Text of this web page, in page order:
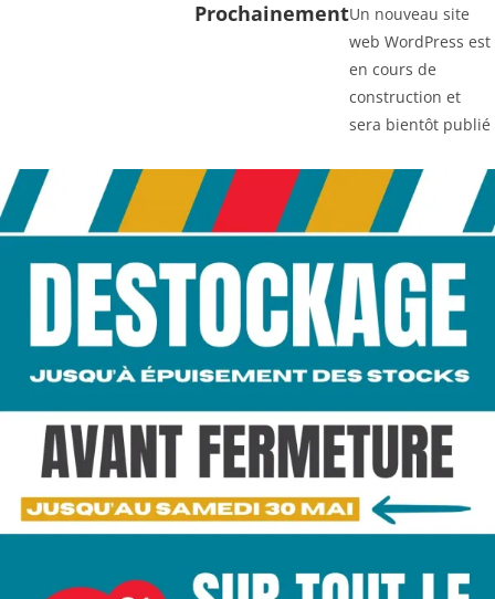
ProchainementUn nouveau site
web WordPress est
en cours de
construction et
sera bientôt publié